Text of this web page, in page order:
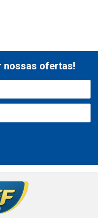
nossas ofertas!